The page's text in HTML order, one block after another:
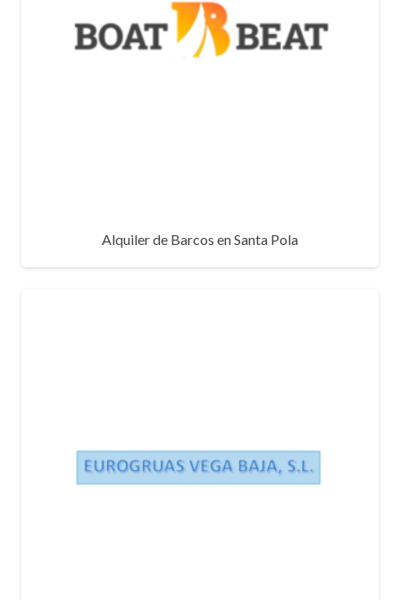
Alquiler de Barcos en Santa Pola